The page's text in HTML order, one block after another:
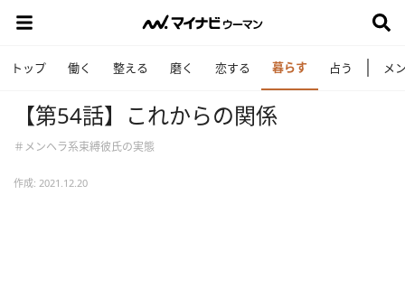
トップ 働く 整える 磨く 恋する 暮らす 占う メ
【第54話】これからの関係
＃メンヘラ系束縛彼氏の実態
作成: 2021.12.20